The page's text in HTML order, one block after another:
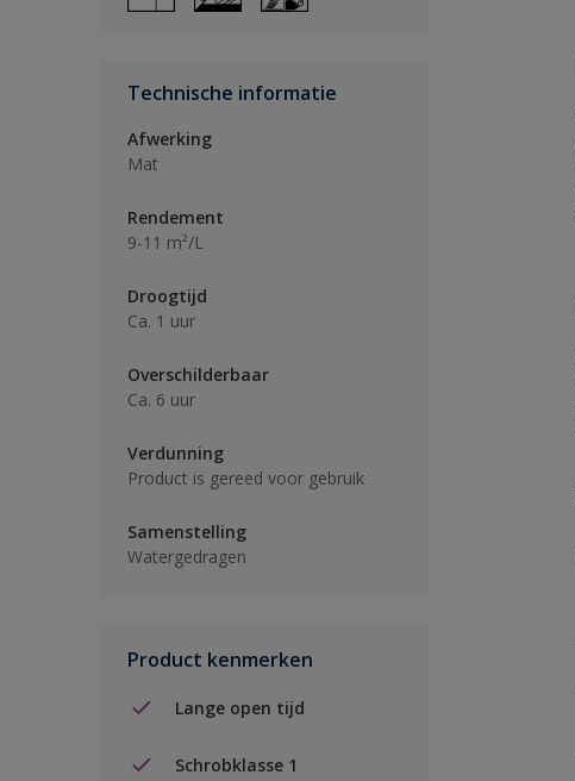
Technische informatie
Afwerking
Mat
Rendement
9-11 m²/L
Droogtijd
Ca. 1 uur
Overschilderbaar
Ca. 6 uur
Verdunning
Product is gereed voor gebruik
Samenstelling
Watergedragen
Product kenmerken
Lange open tijd
Schrobklasse 1